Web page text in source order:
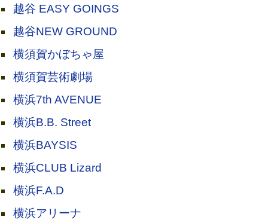
越谷 EASY GOINGS
越谷NEW GROUND
横須賀かぼちゃ屋
横須賀芸術劇場
横浜7th AVENUE
横浜B.B. Street
横浜BAYSIS
横浜CLUB Lizard
横浜F.A.D
横浜アリーナ